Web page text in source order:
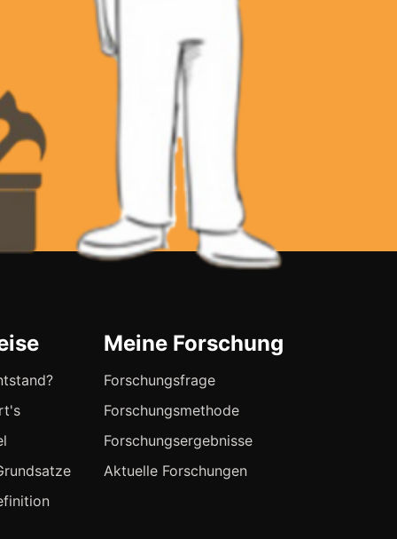
Meine Forschung
Forschungsfrage
Forschungsmethode
Forschungsergebnisse
Aktuelle Forschungen